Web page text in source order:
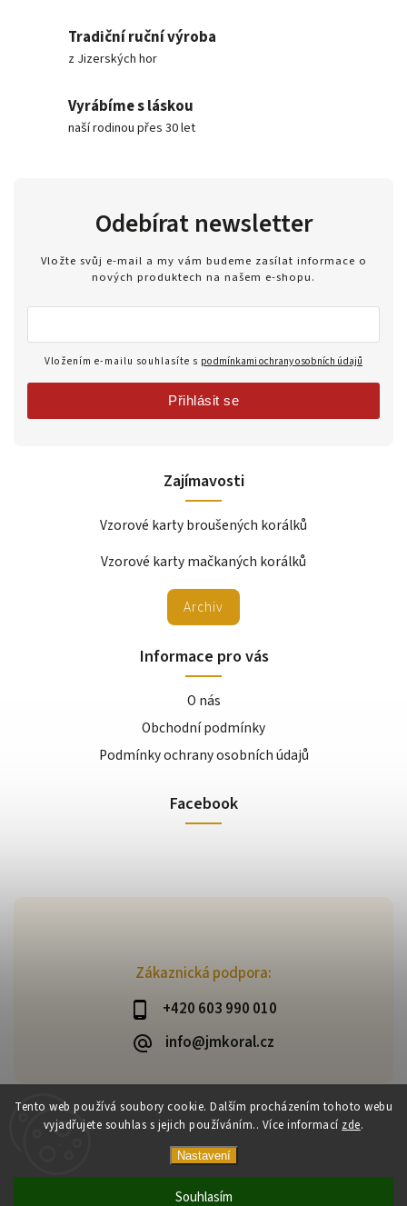
Tento web používá soubory cookie. Dalším procházením tohoto webu
vyjadřujete souhlas s jejich používáním.. Více informací zde.
Nastavení
Souhlasím
Tradiční ruční výroba
z Jizerských hor
Vyrábíme s láskou
naší rodinou přes 30 let
Zákaznická podpora:
+420 603 990 010
info@jmkoral.cz
Zajímavosti
Vzorové karty broušených korálků
Vzorové karty mačkaných korálků
Archiv
Odebírat newsletter
Vložte svůj e-mail a my vám budeme zasílat informace o
nových produktech na našem e-shopu.
Vložením e-mailu souhlasíte s podmínkami ochrany osobních údajů
Přihlásit se
Informace pro vás
O nás
Obchodní podmínky
Podmínky ochrany osobních údajů
Facebook
Copyright 2026ESHOP JM KORAL. Všechna práva vyhrazena.
VytvořilShoptet| Design